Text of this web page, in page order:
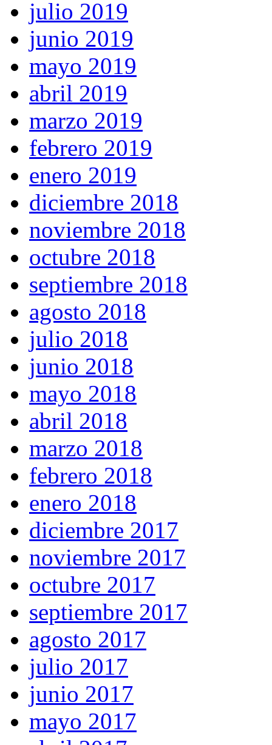
julio 2019
junio 2019
mayo 2019
abril 2019
marzo 2019
febrero 2019
enero 2019
diciembre 2018
noviembre 2018
octubre 2018
septiembre 2018
agosto 2018
julio 2018
junio 2018
mayo 2018
abril 2018
marzo 2018
febrero 2018
enero 2018
diciembre 2017
noviembre 2017
octubre 2017
septiembre 2017
agosto 2017
julio 2017
junio 2017
mayo 2017